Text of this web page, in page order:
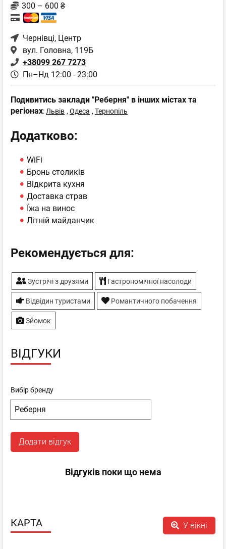
300 – 600 ₴
Чернівці, Центр
вул. Головна, 119Б
+38099 267 7273
Пн–Нд 12:00 - 23:00
Подивитись заклади "Реберня" в інших містах та
регіонах: Львів , Одеса , Тернопіль
Додатково:
WiFi
Бронь столиків
Відкрита кухня
Доставка страв
Їжа на винос
Літній майданчик
Рекомендується для:
Зустрічі з друзями Гастрономічної насолоди
Відвідин туристами Романтичного побачення
Зйомок
ВІДГУКИ
Вибір бренду
Додати відгук
Відгуків поки що нема
КАРТА У вікні